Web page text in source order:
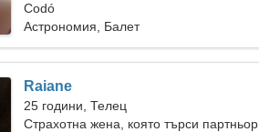
Codó
Астрономия, Балет
Raiane
25 години, Телец
Страхотна жена, която търси партньор